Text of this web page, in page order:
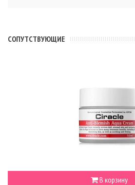
CОПУТСТВУЮЩИЕ
В корзину